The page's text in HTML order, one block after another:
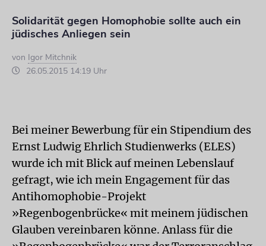
Solidarität gegen Homophobie sollte auch ein
jüdisches Anliegen sein
von Igor Mitchnik
26.05.2015 14:19 Uhr
Bei meiner Bewerbung für ein Stipendium des
Ernst Ludwig Ehrlich Studienwerks (ELES)
wurde ich mit Blick auf meinen Lebenslauf
gefragt, wie ich mein Engagement für das
Antihomophobie-Projekt
»Regenbogenbrücke« mit meinem jüdischen
Glauben vereinbaren könne. Anlass für die